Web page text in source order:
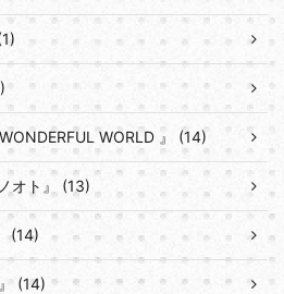
WORLD 』 (14)
オト』 (13)
(14)
(14)